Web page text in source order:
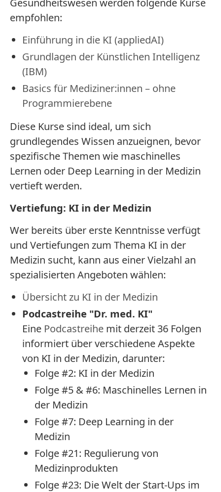
Gesundheitswesen werden folgende Kurse
empfohlen:
Einführung in die KI (appliedAI)
Grundlagen der Künstlichen Intelligenz
(IBM)
Basics für Mediziner:innen – ohne
Programmierebene
Diese Kurse sind ideal, um sich
grundlegendes Wissen anzueignen, bevor
spezifische Themen wie maschinelles
Lernen oder Deep Learning in der Medizin
vertieft werden.
Vertiefung: KI in der Medizin
Wer bereits über erste Kenntnisse verfügt
und Vertiefungen zum Thema KI in der
Medizin sucht, kann aus einer Vielzahl an
spezialisierten Angeboten wählen:
Übersicht zu KI in der Medizin
Podcastreihe "Dr. med. KI"
Eine Podcastreihe mit derzeit 36 Folgen
informiert über verschiedene Aspekte
von KI in der Medizin, darunter:
Folge #2: KI in der Medizin
Folge #5 & #6: Maschinelles Lernen in
der Medizin
Folge #7: Deep Learning in der
Medizin
Folge #21: Regulierung von
Medizinprodukten
Folge #23: Die Welt der Start-Ups im